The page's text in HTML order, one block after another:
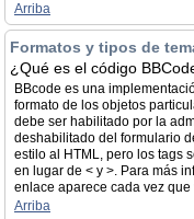
Arriba
Formatos y tipos de
¿Qué es el código
BBcode es una
formato de los objetos
debe ser habilitado por la
deshabilitado del formulario
estilo al HTML, pero los tags
en lugar de < y >. Para más
enlace aparece cada vez
Arriba